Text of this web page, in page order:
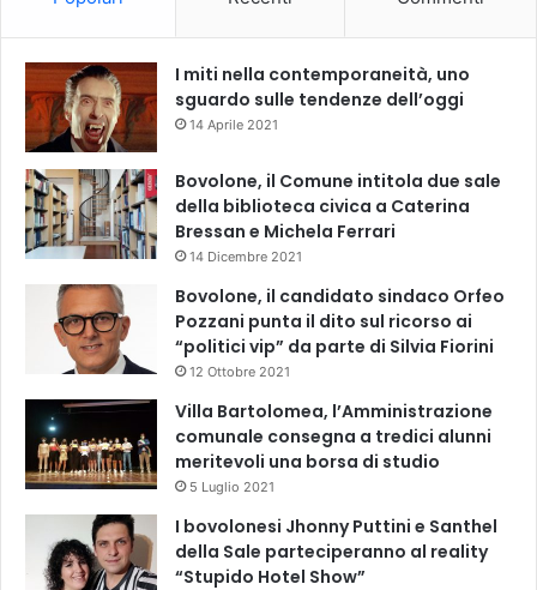
I miti nella contemporaneità, uno
sguardo sulle tendenze dell’oggi
14 Aprile 2021
Bovolone, il Comune intitola due sale
della biblioteca civica a Caterina
Bressan e Michela Ferrari
14 Dicembre 2021
Bovolone, il candidato sindaco Orfeo
Pozzani punta il dito sul ricorso ai
“politici vip” da parte di Silvia Fiorini
12 Ottobre 2021
Villa Bartolomea, l’Amministrazione
comunale consegna a tredici alunni
meritevoli una borsa di studio
5 Luglio 2021
I bovolonesi Jhonny Puttini e Santhel
della Sale parteciperanno al reality
“Stupido Hotel Show”